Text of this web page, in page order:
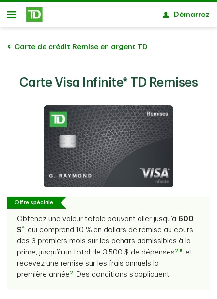
Passer au contenu principal
Ouvert
Démarrez
Carte de crédit Remise en argent TD
Carte Visa Infinite* TD Remises
Offre spéciale
Obtenez une valeur totale pouvant aller jusqu’à 600
$^
, qui comprend 10 % en dollars de remise au cours
des 3 premiers mois sur les achats admissibles à la
prime, jusqu’à un total de 3 500 $ de dépenses 2 #
, et
recevez une remise sur les frais annuels la
première année 2 . Des conditions s’appliquent.